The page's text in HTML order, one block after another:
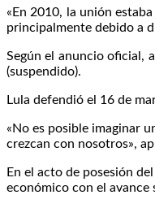
«En 2010, la unión
principalmente debido a
Según el anuncio oficial,
(suspendido).
Lula defendió el 16 de
«No es posible imaginar
crezcan con nosotros»,
En el acto de posesión
económico con el avance